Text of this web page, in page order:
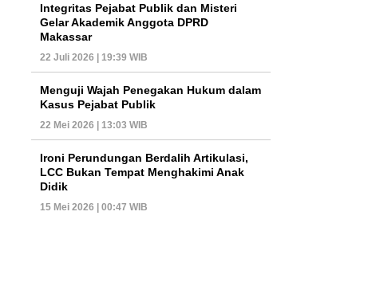
Integritas Pejabat Publik dan Misteri
Gelar Akademik Anggota DPRD
Makassar
22 Juli 2026 | 19:39 WIB
Menguji Wajah Penegakan Hukum dalam
Kasus Pejabat Publik
22 Mei 2026 | 13:03 WIB
Ironi Perundungan Berdalih Artikulasi,
LCC Bukan Tempat Menghakimi Anak
Didik
15 Mei 2026 | 00:47 WIB